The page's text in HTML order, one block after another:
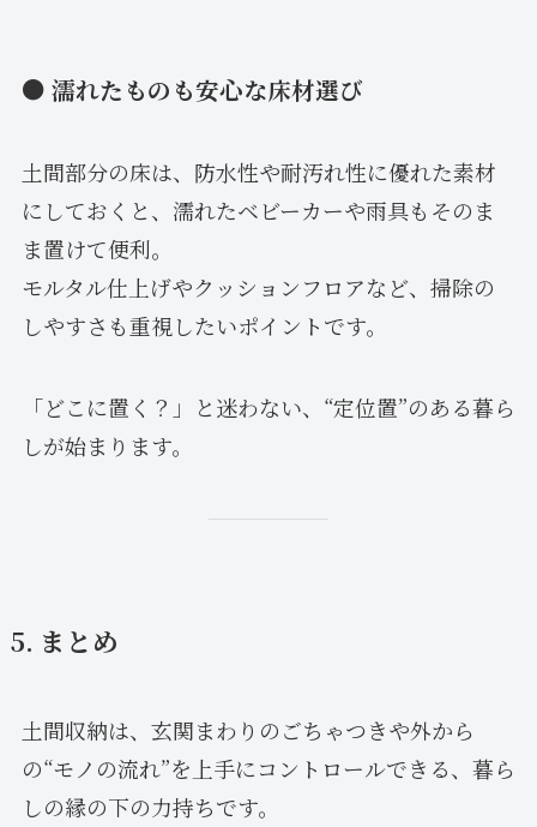
● 濡れたものも安心な床材選び
土間部分の床は、防水性や耐汚れ性に優れた素材
にしておくと、濡れたベビーカーや雨具もそのま
ま置けて便利。
モルタル仕上げやクッションフロアなど、掃除の
しやすさも重視したいポイントです。
「どこに置く？」と迷わない、“定位置”のある暮ら
しが始まります。
5. まとめ
土間収納は、玄関まわりのごちゃつきや外から
の“モノの流れ”を上手にコントロールできる、暮ら
しの縁の下の力持ちです。